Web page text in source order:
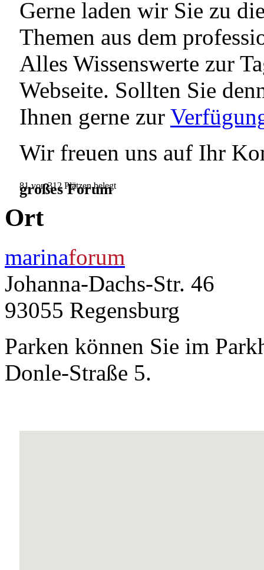
Gerne laden wir Sie zu
Themen aus dem
Alles Wissenswerte zur
Webseite. Sollten Sie
Ihnen gerne zur
Wir freuen uns auf Ihr
großes Forum
81 von 312 Plätzen belegt
Ort
marinaforum
Johanna-Dachs-Str. 46
93055 Regensburg
Parken können Sie im
Donle-Straße 5.